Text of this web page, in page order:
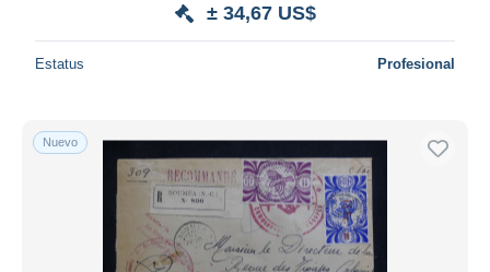
± 34,67 US$
Estatus Profesional
Nuevo